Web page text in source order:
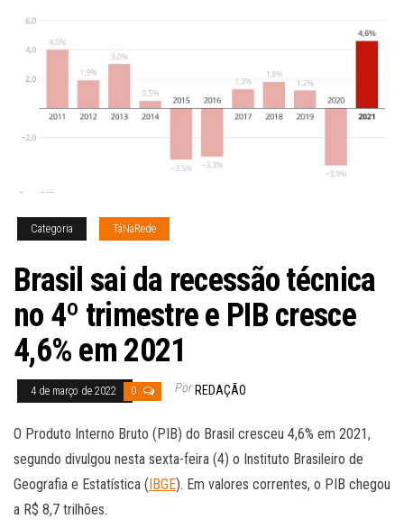
Categoria TáNaRede
Brasil sai da recessão técnica
no 4º trimestre e PIB cresce
4,6% em 2021
4 de março de 2022 0 Por REDAÇÃO
O Produto Interno Bruto (PIB) do Brasil cresceu 4,6% em 2021,
segundo divulgou nesta sexta-feira (4) o Instituto Brasileiro de
Geografia e Estatística ( IBGE). Em valores correntes, o PIB chegou
a R$ 8,7 trilhões.